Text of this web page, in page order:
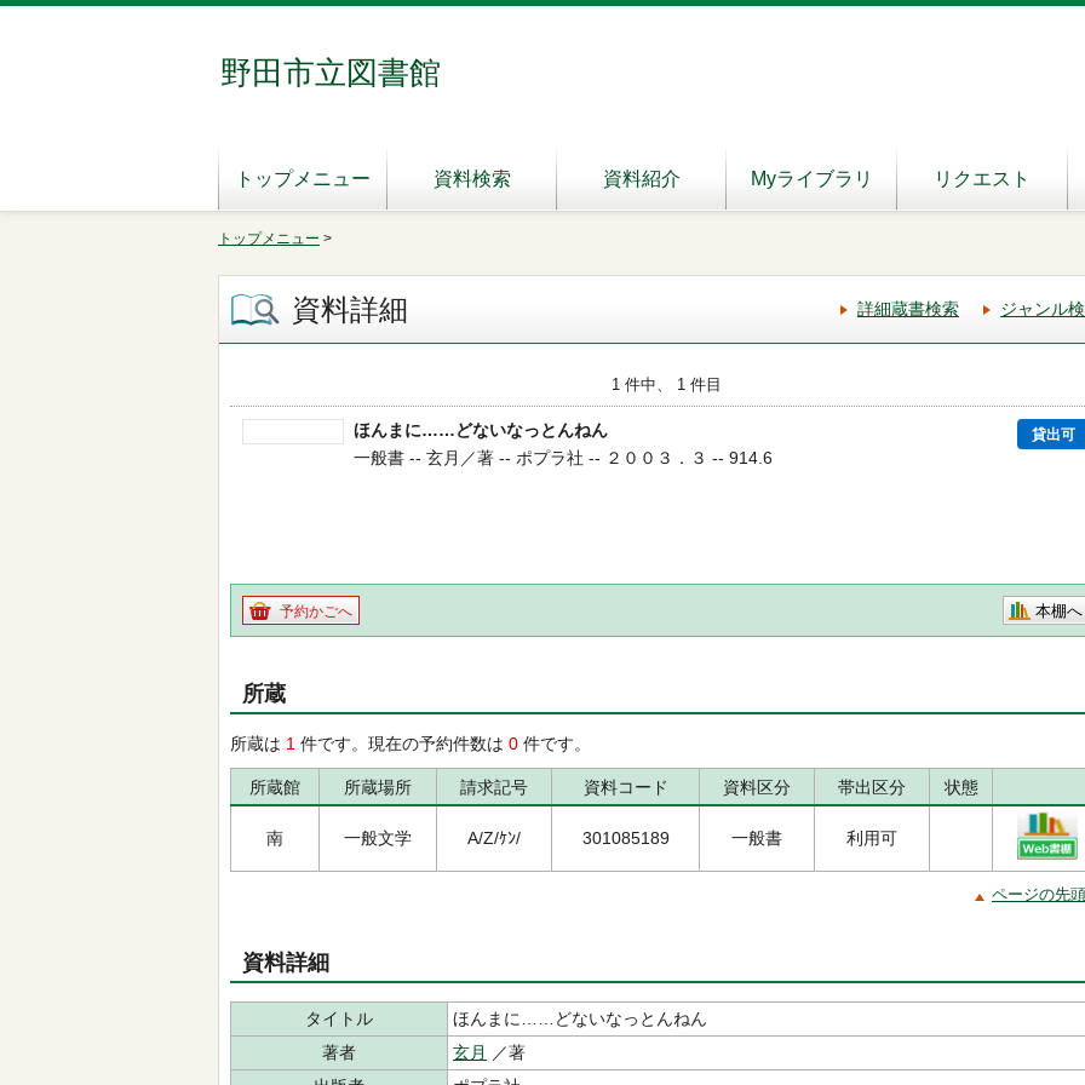
野田市立図書館
トップメニュー 資料検索 資料紹介 Myライブラリ リクエスト
トップメニュー >
資料詳細 詳細蔵書検索 ジャンル
1 件中、 1 件目
ほんまに……どないなっとんねん 貸出可
一般書 -- 玄月／著 -- ポプラ社 -- ２００３．３ -- 914.6
予約かごへ 本棚へ
所蔵
所蔵は 1 件です。現在の予約件数は 0 件です。
所蔵館 所蔵場所 請求記号 資料コード 資料区分 帯出区分 状態
南 一般文学 A/Z/ｹﾝ/ 301085189 一般書 利用可
ページの先
資料詳細
タイトル
ほんまに……どないなっとんねん
著者
玄月
／著